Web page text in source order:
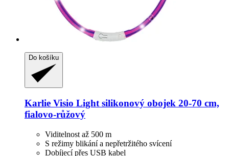
Do košíku
Karlie Visio Light silikonový obojek 20-​70 cm,
fialovo-​růžový
Viditelnost až 500 m
S režimy blikání a nepřetržitého svícení
Dobíjecí přes USB kabel